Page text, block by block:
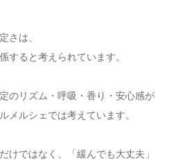
さは、
すると考えられています。
のリズム・呼吸・香り・安心感が
メルシェでは考えています。
けではなく、「緩んでも大丈夫」